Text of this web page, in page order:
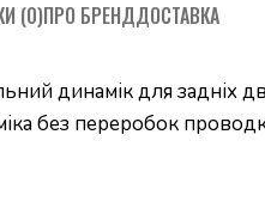
(0)ПРО БРЕНДДОСТАВКА
динамік для задніх
без переробок